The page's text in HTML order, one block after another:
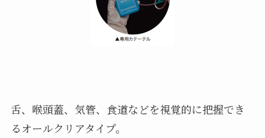
舌、喉頭蓋、気管、食道などを視覚的に把握でき
るオールクリアタイプ。